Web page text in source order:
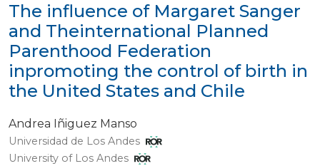
The influence of Margaret Sanger
and Theinternational Planned
Parenthood Federation
inpromoting the control of birth in
the United States and Chile
Andrea Iñiguez Manso
Universidad de Los Andes
University of Los Andes